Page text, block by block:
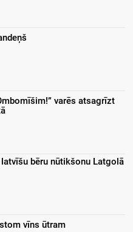
varēs atsagrīzt
bēru nūtikšonu Latgolā
vīns ūtram